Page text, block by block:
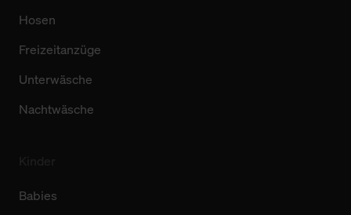
Hosen
Freizeitanzüge
Unterwäsche
Nachtwäsche
Babies